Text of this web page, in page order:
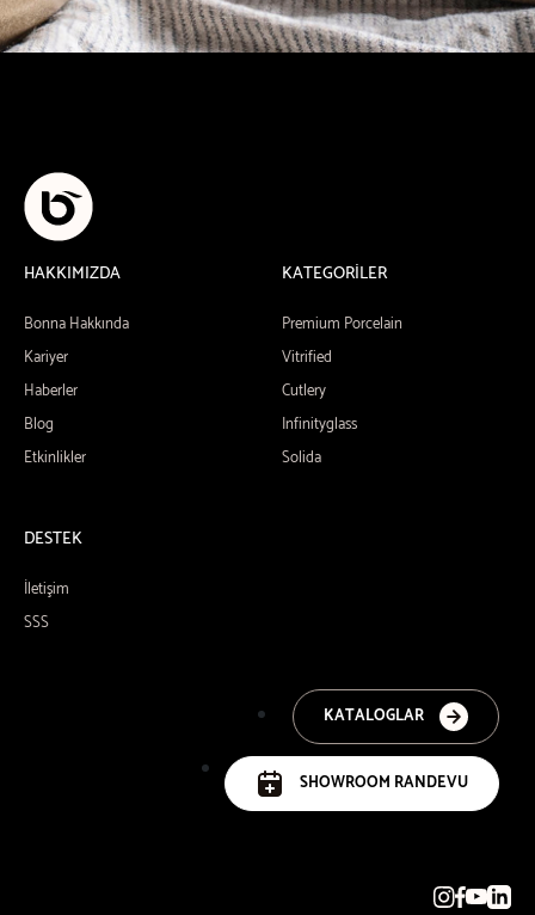
HAKKIMIZDA
Bonna Hakkında
Kariyer
Haberler
Blog
Etkinlikler
KATEGORİLER
Premium Porcelain
Vitrified
Cutlery
Infinityglass
Solida
DESTEK
İletişim
SSS
KATALOGLAR
SHOWROOM RANDEVU